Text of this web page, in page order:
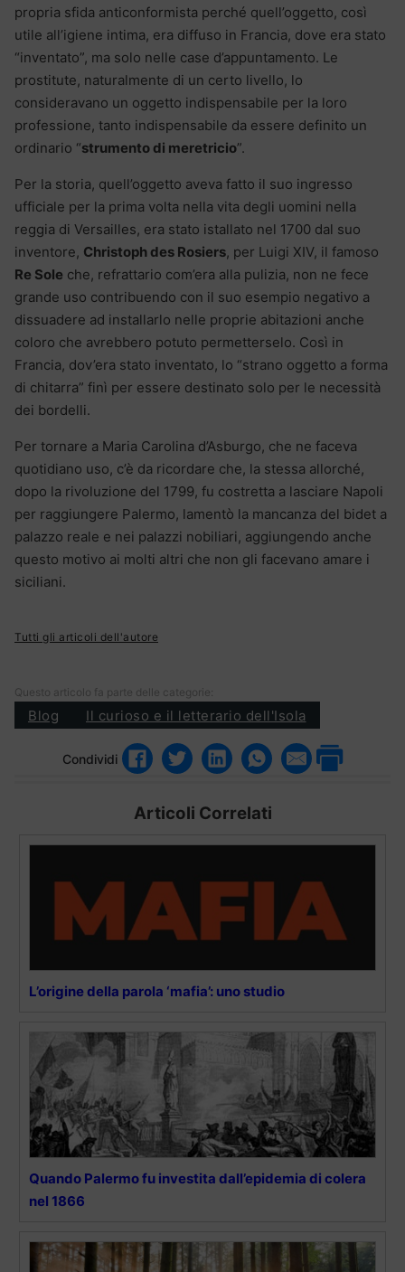
propria sfida anticonformista perché quell’oggetto, così
utile all’igiene intima, era diffuso in Francia, dove era stato
“inventato”, ma solo nelle case d’appuntamento. Le
prostitute, naturalmente di un certo livello, lo
consideravano un oggetto indispensabile per la loro
professione, tanto indispensabile da essere definito un
ordinario “strumento di meretricio”.
Per la storia, quell’oggetto aveva fatto il suo ingresso
ufficiale per la prima volta nella vita degli uomini nella
reggia di Versailles, era stato istallato nel 1700 dal suo
inventore, Christoph des Rosiers, per Luigi XIV, il famoso
Re Sole che, refrattario com’era alla pulizia, non ne fece
grande uso contribuendo con il suo esempio negativo a
dissuadere ad installarlo nelle proprie abitazioni anche
coloro che avrebbero potuto permetterselo. Così in
Francia, dov’era stato inventato, lo “strano oggetto a forma
di chitarra” finì per essere destinato solo per le necessità
dei bordelli.
Per tornare a Maria Carolina d’Asburgo, che ne faceva
quotidiano uso, c’è da ricordare che, la stessa allorché,
dopo la rivoluzione del 1799, fu costretta a lasciare Napoli
per raggiungere Palermo, lamentò la mancanza del bidet a
palazzo reale e nei palazzi nobiliari, aggiungendo anche
questo motivo ai molti altri che non gli facevano amare i
siciliani.
Tutti gli articoli dell'autore
Questo articolo fa parte delle categorie:
Blog Il curioso e il letterario dell'Isola
Condividi
Articoli Correlati
L’origine della parola ‘mafia’: uno studio
Quando Palermo fu investita dall’epidemia di colera
nel 1866